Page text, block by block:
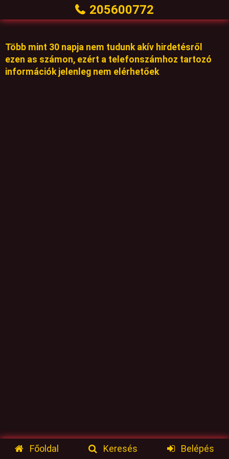
205600772
Főoldal Keresés Belépés
Több mint 30 napja nem tudunk akív hirdetésről
ezen as számon, ezért a telefonszámhoz tartozó
információk jelenleg nem elérhetőek